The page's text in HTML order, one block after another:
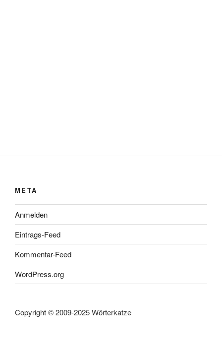
META
Anmelden
Eintrags-Feed
Kommentar-Feed
WordPress.org
Copyright © 2009-2025 Wörterkatze